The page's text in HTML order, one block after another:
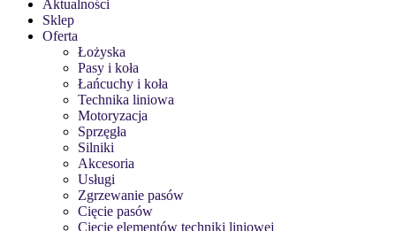
Aktualności
Sklep
Oferta
Łożyska
Pasy i koła
Łańcuchy i koła
Technika liniowa
Motoryzacja
Sprzęgła
Silniki
Akcesoria
Usługi
Zgrzewanie pasów
Cięcie pasów
Cięcie elementów techniki liniowej